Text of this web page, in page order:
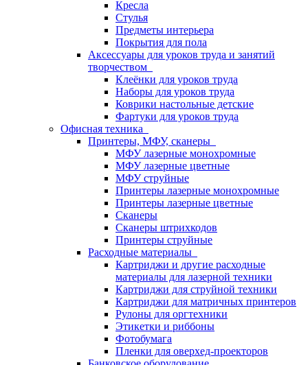
Кресла
Стулья
Предметы интерьера
Покрытия для пола
Аксессуары для уроков труда и занятий
творчеством
Клеёнки для уроков труда
Наборы для уроков труда
Коврики настольные детские
Фартуки для уроков труда
Офисная техника
Принтеры, МФУ, сканеры
МФУ лазерные монохромные
МФУ лазерные цветные
МФУ струйные
Принтеры лазерные монохромные
Принтеры лазерные цветные
Сканеры
Сканеры штрихкодов
Принтеры струйные
Расходные материалы
Картриджи и другие расходные
материалы для лазерной техники
Картриджи для струйной техники
Картриджи для матричных принтеров
Рулоны для оргтехники
Этикетки и риббоны
Фотобумага
Пленки для оверхед-проекторов